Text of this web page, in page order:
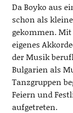
Da Boyko aus
schon als
gekommen.
eigenes Akk
der Musik
Bulgarien als
Tanzgruppen
Feiern und
aufgetreten.